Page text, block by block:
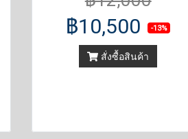
฿10,500 -13%
สั่งซื้อสินค้า